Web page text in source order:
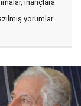
inançlara
yorumlar